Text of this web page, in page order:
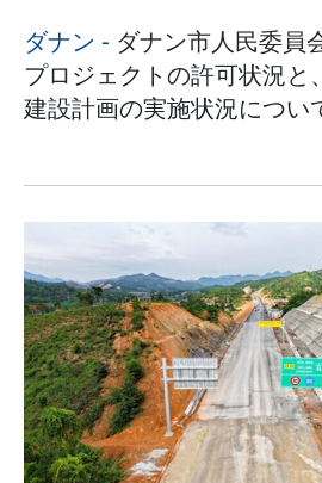
ダナン - ダナン市人民委員
プロジェクトの許可状況と
建設計画の実施状況につい